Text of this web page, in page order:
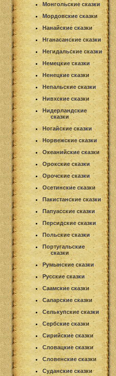
Монгольские сказки
Мордовские сказки
Нанайские сказки
Нганасанские сказки
Негидальские сказки
Немецкие сказки
Ненецкие сказки
Непальские сказки
Нивхские сказки
Нидерландские
сказки
Ногайские сказки
Норвежские сказки
Океанийские сказки
Орокские сказки
Орочские сказки
Осетинские сказки
Пакистанские сказки
Папуасские сказки
Персидские сказки
Польские сказки
Португальские
сказки
Румынские сказки
Русские сказки
Саамские сказки
Саларские сказки
Селькупские сказки
Сербские сказки
Сирийские сказки
Словацкие сказки
Словенские сказки
Суданские сказки